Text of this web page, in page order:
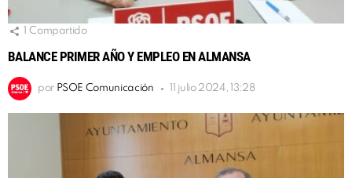
Compartido
BALANCE PRIMER AÑO Y EMPLEO EN ALMANSA
por PSOE Comunicación 11 julio 2024, 13:28